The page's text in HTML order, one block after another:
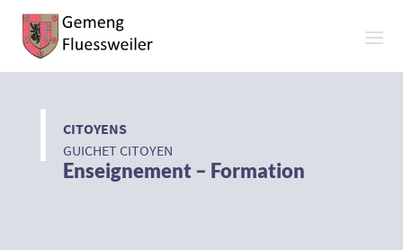
CITOYENS
GUICHET CITOYEN
Enseignement – Formation